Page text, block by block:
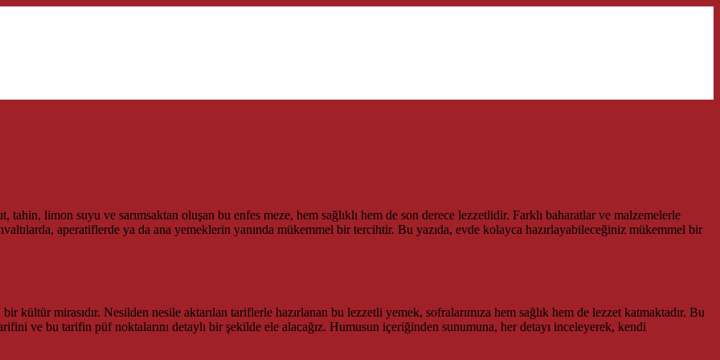
limon suyu ve sarımsaktan oluşan bu enfes meze, hem sağlıklı hem de son derece lezzetlidir. Farklı baharatlar ve malzemelerle
aperatiflerde ya da ana yemeklerin yanında mükemmel bir tercihtir. Bu yazıda, evde kolayca hazırlayabileceğiniz mükemmel bir
kültür mirasıdır. Nesilden nesile aktarılan tariflerle hazırlanan bu lezzetli yemek, sofralarımıza hem sağlık hem de lezzet katmaktadır. Bu
ve bu tarifin püf noktalarını detaylı bir şekilde ele alacağız. Humusun içeriğinden sunumuna, her detayı inceleyerek, kendi